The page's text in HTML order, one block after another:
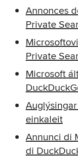
Annonces
Private
Private
Microsoft
einkaleit
Annunci di
di